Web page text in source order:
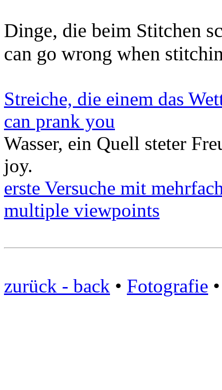
Dinge, die beim Stitchen
can go wrong when
Streiche, die einem das
can prank you
Wasser, ein Quell steter
joy.
erste Versuche mit
multiple viewpoints
zurück - back • Fotografie